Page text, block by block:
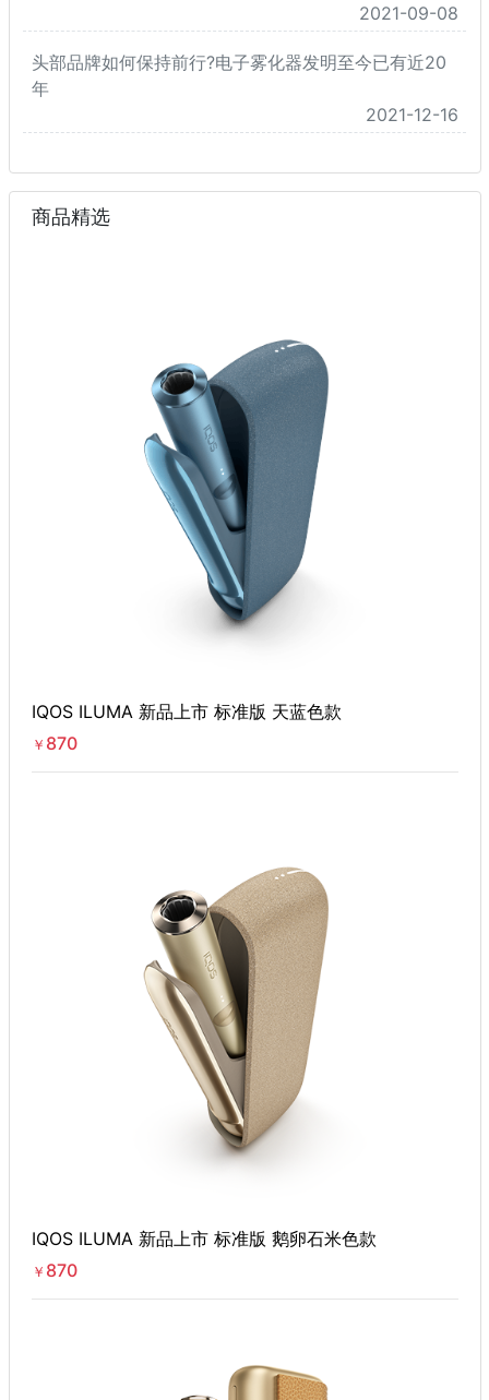
2021-09-08
头部品牌如何保持前行?电子雾化器发明至今已有近20
年
2021-12-16
商品精选
IQOS ILUMA 新品上市 标准版 天蓝色款
￥ 870
IQOS ILUMA 新品上市 标准版 鹅卵石米色款
￥ 870